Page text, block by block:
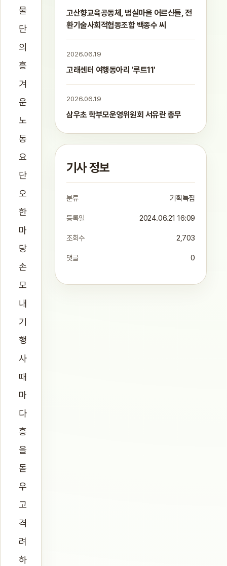
물
단
의
흥
겨
운
노
동
요
단
오
한
마
당
손
모
내
기
행
사
때
마
다
흥
을
돋
우
고
격
려
하
고산향교육공동체, 범실마을 어르신들, 전
환기술사회적협동조합 백종수 씨
2026.06.19
고래센터 여행동아리 '루트11'
2026.06.19
삼우초 학부모운영위원회 서유란 총무
기사 정보
분류 기획특집
등록일 2024.06.21 16:09
조회수 2,703
댓글 0